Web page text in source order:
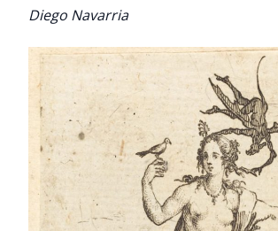
Diego Navarria